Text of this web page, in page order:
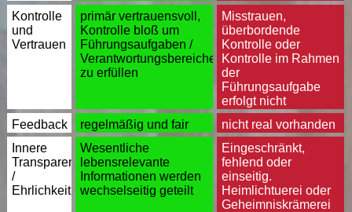
Kontrolle
und
Vertrauen
primär vertrauensvoll,
Kontrolle bloß um
Führungsaufgaben /
Verantwortungsbereiche
zu erfüllen
Misstrauen,
überbordende
Kontrolle oder
Kontrolle im Rahmen
der
Führungsaufgabe
erfolgt nicht
Feedback
regelmäßig und fair
nicht real vorhanden
Innere
Transparenz
/
Ehrlichkeit
Wesentliche
lebensrelevante
Informationen werden
wechselseitig geteilt
Eingeschränkt,
fehlend oder
einseitig.
Heimlichtuerei oder
Geheimniskrämerei